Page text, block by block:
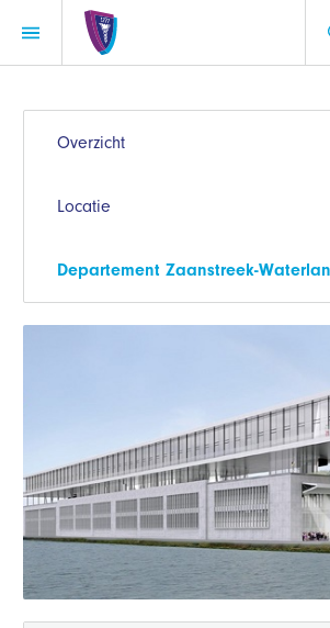
Overzicht
Locatie
Departement Zaanstreek-